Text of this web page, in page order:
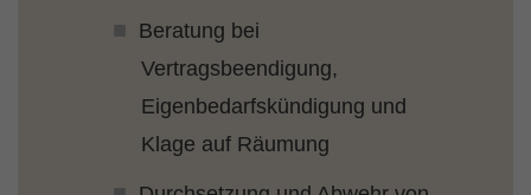
Beratung bei
Vertragsbeendigung,
Eigenbedarfskündigung und
Klage auf Räumung